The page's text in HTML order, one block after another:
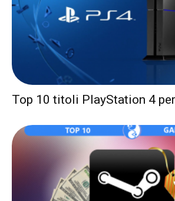
Top 10 titoli PlayStation 4